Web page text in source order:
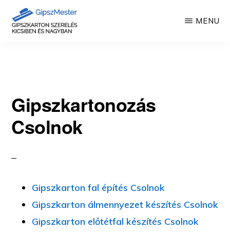
MENU
Gipszkartonozás
Csolnok
Gipszkarton fal építés Csolnok
Gipszkarton álmennyezet készítés Csolnok
Gipszkarton előtétfal készítés Csolnok